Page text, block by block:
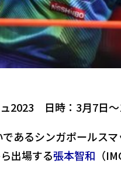
ュ2023 日時：3月7日
あるシンガポールス
出場する張本智和 （